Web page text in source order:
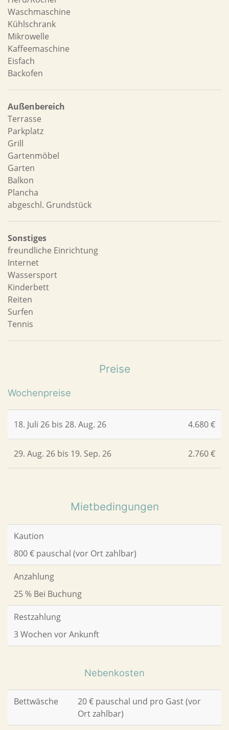
Waschmaschine
Kühlschrank
Mikrowelle
Kaffeemaschine
Eisfach
Backofen
Außenbereich
Terrasse
Parkplatz
Grill
Gartenmöbel
Garten
Balkon
Plancha
abgeschl. Grundstück
Sonstiges
freundliche Einrichtung
Internet
Wassersport
Kinderbett
Reiten
Surfen
Tennis
Preise
Wochenpreise
18. Juli 26 bis 28. Aug. 26 4.680 €
29. Aug. 26 bis 19. Sep. 26 2.760 €
Mietbedingungen
Kaution
800 € pauschal (vor Ort zahlbar)
Anzahlung
25 % Bei Buchung
Restzahlung
3 Wochen vor Ankunft
Nebenkosten
Bettwäsche
20 € pauschal und pro Gast (vor
Ort zahlbar)